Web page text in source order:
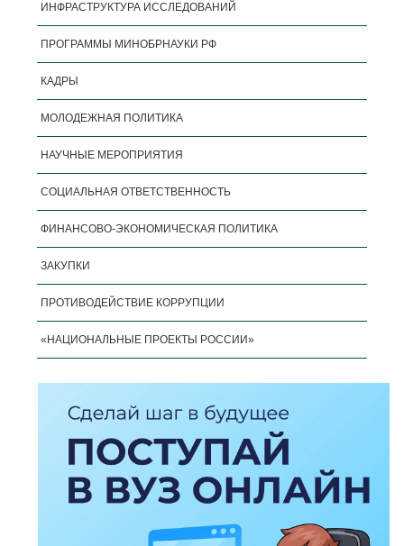
ИНФРАСТРУКТУРА ИССЛЕДОВАНИЙ
ПРОГРАММЫ МИНОБРНАУКИ РФ
КАДРЫ
МОЛОДЕЖНАЯ ПОЛИТИКА
НАУЧНЫЕ МЕРОПРИЯТИЯ
СОЦИАЛЬНАЯ ОТВЕТСТВЕННОСТЬ
ФИНАНСОВО-ЭКОНОМИЧЕСКАЯ ПОЛИТИКА
ЗАКУПКИ
ПРОТИВОДЕЙСТВИЕ КОРРУПЦИИ
«НАЦИОНАЛЬНЫЕ ПРОЕКТЫ РОССИИ»